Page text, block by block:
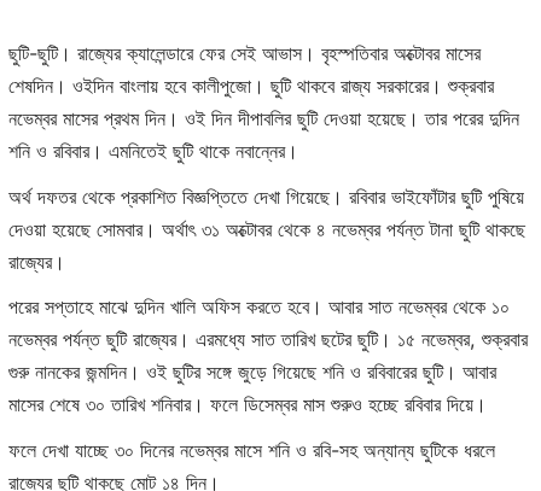
ছুটি-ছুটি। রাজ্যের ক্যালেন্ডারে ফের সেই আভাস। বৃহস্পতিবার অক্টোবর মাসের
শেষদিন। ওইদিন বাংলায় হবে কালীপুজো। ছুটি থাকবে রাজ্য সরকারের। শুক্রবার
নভেম্বর মাসের প্রথম দিন। ওই দিন দীপাবলির ছুটি দেওয়া হয়েছে। তার পরের দুদিন
শনি ও রবিবার। এমনিতেই ছুটি থাকে নবান্নের।
অর্থ দফতর থেকে প্রকাশিত বিজ্ঞপ্তিতে দেখা গিয়েছে। রবিবার ভাইফোঁটার ছুটি পুষিয়ে
দেওয়া হয়েছে সোমবার। অর্থাৎ ৩১ অক্টোবর থেকে ৪ নভেম্বর পর্যন্ত টানা ছুটি থাকছে
রাজ্যের।
পরের সপ্তাহে মাঝে দুদিন খালি অফিস করতে হবে। আবার সাত নভেম্বর থেকে ১০
নভেম্বর পর্যন্ত ছুটি রাজ্যের। এরমধ্যে সাত তারিখ ছটের ছুটি। ১৫ নভেম্বর, শুক্রবার
গুরু নানকের জন্মদিন। ওই ছুটির সঙ্গে জুড়ে গিয়েছে শনি ও রবিবারের ছুটি। আবার
মাসের শেষে ৩০ তারিখ শনিবার। ফলে ডিসেম্বর মাস শুরুও হচ্ছে রবিবার দিয়ে।
ফলে দেখা যাচ্ছে ৩০ দিনের নভেম্বর মাসে শনি ও রবি-সহ অন্যান্য ছুটিকে ধরলে
রাজ্যের ছুটি থাকছে মোট ১৪ দিন।